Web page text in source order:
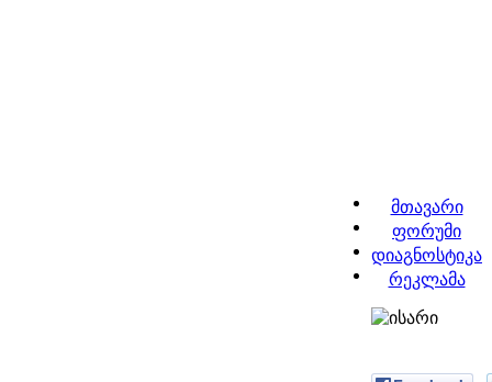
მთავარი
ფორუმი
დიაგნოსტიკა
რეკლამა